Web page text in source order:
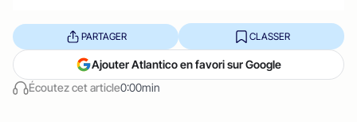
Écoutez cet article0:00min
PARTAGER CLASSER
Ajouter Atlantico en favori sur Google